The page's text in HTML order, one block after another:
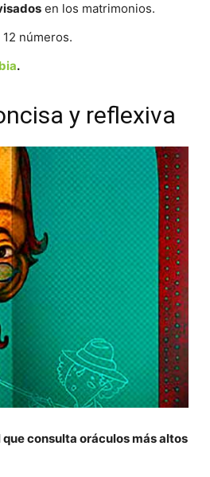
en los matrimonios.
números.
.
y reflexiva
que consulta oráculos más altos